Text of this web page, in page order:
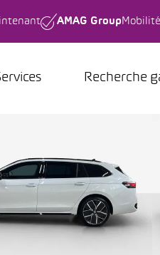
AMAG Group
Recherche